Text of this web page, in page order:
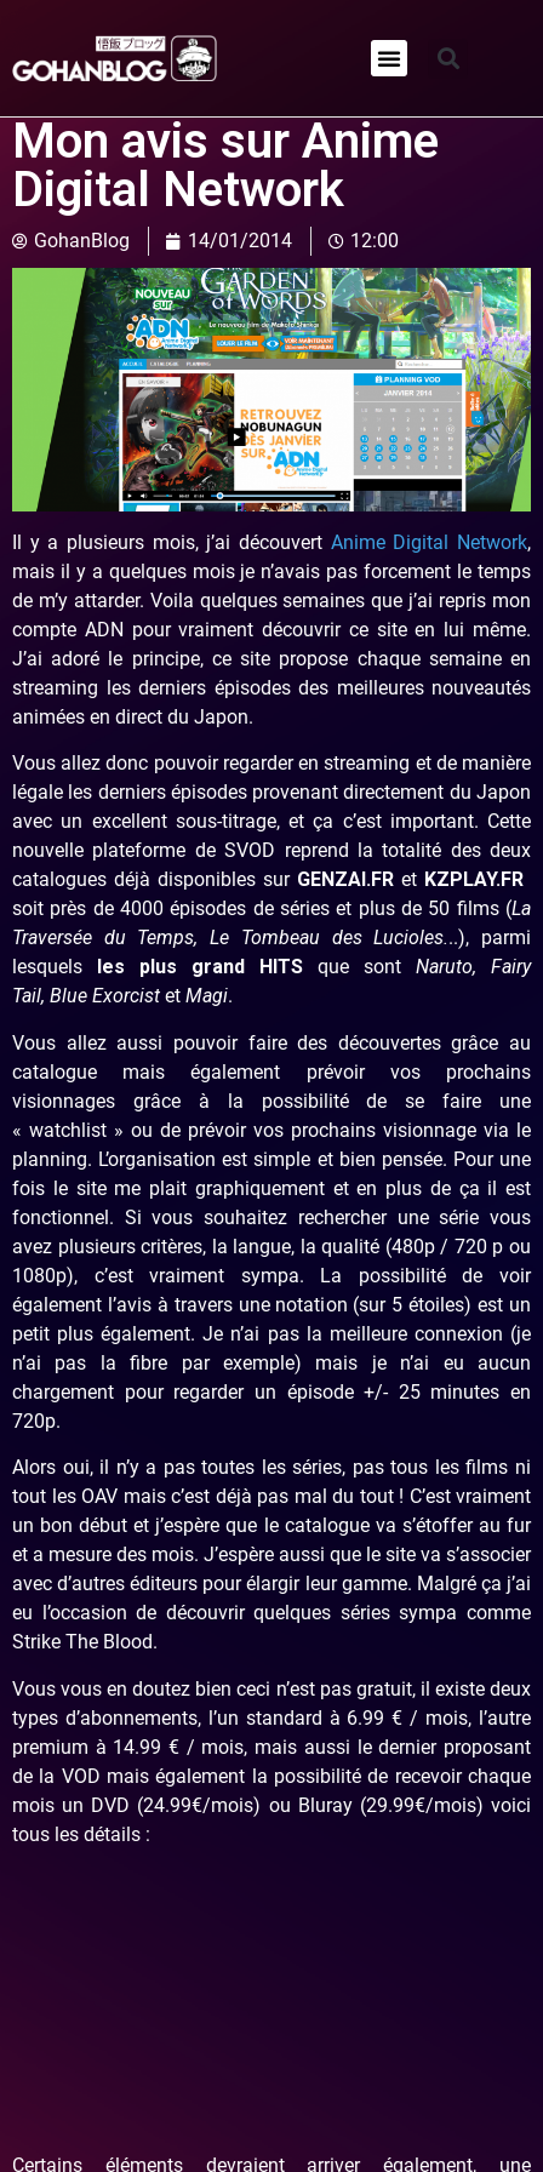
Mon avis sur Anime
Digital Network
GohanBlog 14/01/2014 12:00
Il y a plusieurs mois, j’ai découvert Anime Digital Network,
mais il y a quelques mois je n’avais pas forcement le temps
de m’y attarder. Voila quelques semaines que j’ai repris mon
compte ADN pour vraiment découvrir ce site en lui même.
J’ai adoré le principe, ce site propose chaque semaine en
streaming les derniers épisodes des meilleures nouveautés
animées en direct du Japon.
Vous allez donc pouvoir regarder en streaming et de manière
légale les derniers épisodes provenant directement du Japon
avec un excellent sous-titrage, et ça c’est important. Cette
nouvelle plateforme de SVOD reprend la totalité des deux
catalogues déjà disponibles sur GENZAI.FR et KZPLAY.FR
soit près de 4000 épisodes de séries et plus de 50 films (La
Traversée du Temps, Le Tombeau des Lucioles...), parmi
lesquels
les plus grand HITS que sont Naruto, Fairy
Tail, Blue Exorcist et Magi.
Vous allez aussi pouvoir faire des découvertes grâce au
catalogue mais également prévoir vos prochains
visionnages grâce à la possibilité de se faire une
« watchlist » ou de prévoir vos prochains visionnage via le
planning. L’organisation est simple et bien pensée. Pour une
fois le site me plait graphiquement et en plus de ça il est
fonctionnel. Si vous souhaitez rechercher une série vous
avez plusieurs critères, la langue, la qualité (480p / 720 p ou
1080p), c’est vraiment sympa. La possibilité de voir
également l’avis à travers une notation (sur 5 étoiles) est un
petit plus également. Je n’ai pas la meilleure connexion (je
n’ai pas la fibre par exemple) mais je n’ai eu aucun
chargement pour regarder un épisode +/- 25 minutes en
720p.
Alors oui, il n’y a pas toutes les séries, pas tous les films ni
tout les OAV mais c’est déjà pas mal du tout ! C’est vraiment
un bon début et j’espère que le catalogue va s’étoffer au fur
et a mesure des mois. J’espère aussi que le site va s’associer
avec d’autres éditeurs pour élargir leur gamme. Malgré ça j’ai
eu l’occasion de découvrir quelques séries sympa comme
Strike The Blood.
Vous vous en doutez bien ceci n’est pas gratuit, il existe deux
types d’abonnements, l’un standard à 6.99 € / mois, l’autre
premium à 14.99 € / mois, mais aussi le dernier proposant
de la VOD mais également la possibilité de recevoir chaque
mois un DVD (24.99€/mois) ou Bluray (29.99€/mois) voici
tous les détails :
Certains éléments devraient arriver également, une